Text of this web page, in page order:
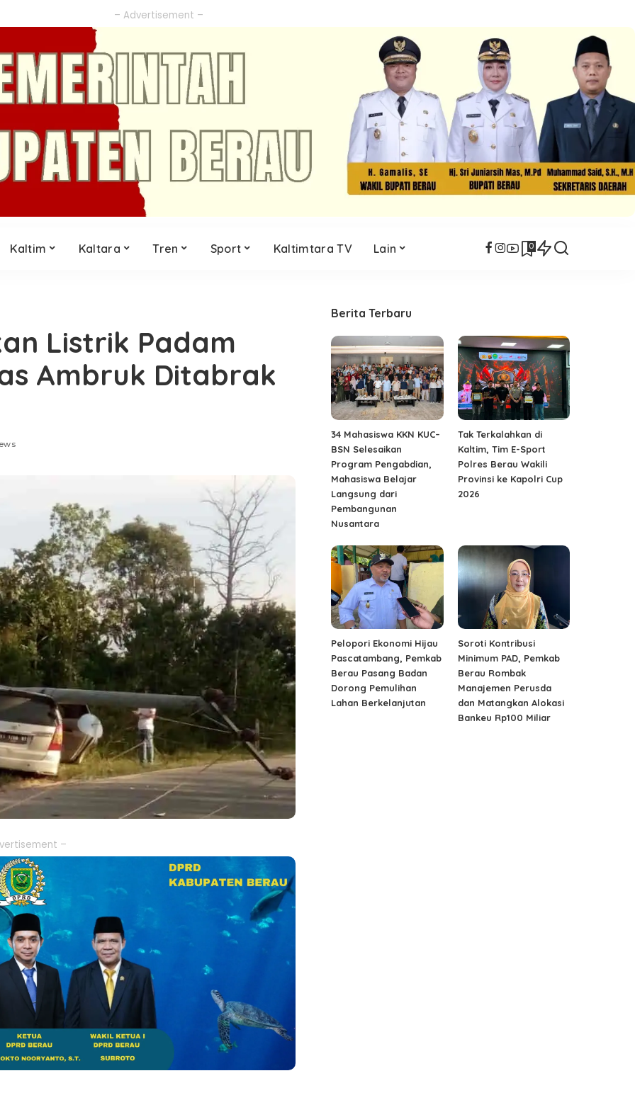
– Advertisement –
Kaltim Kaltara Tren Sport Kaltimtara TV Lain 0
Listrik Padam
Ambruk Ditabrak
–
Berita Terbaru
34 Mahasiswa KKN KUC–
BSN Selesaikan
Program Pengabdian,
Mahasiswa Belajar
Langsung dari
Pembangunan
Nusantara
Tak Terkalahkan di
Kaltim, Tim E-Sport
Polres Berau Wakili
Provinsi ke Kapolri Cup
2026
Pelopori Ekonomi Hijau
Pascatambang, Pemkab
Berau Pasang Badan
Dorong Pemulihan
Lahan Berkelanjutan
Soroti Kontribusi
Minimum PAD, Pemkab
Berau Rombak
Manajemen Perusda
dan Matangkan Alokasi
Bankeu Rp100 Miliar